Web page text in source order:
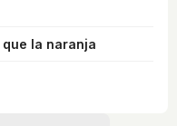
la naranja